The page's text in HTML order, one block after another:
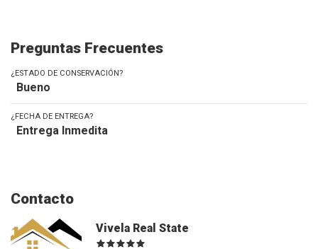
Preguntas Frecuentes
¿ESTADO DE CONSERVACIÓN?
Bueno
¿FECHA DE ENTREGA?
Entrega Inmedita
Contacto
Vivela Real State